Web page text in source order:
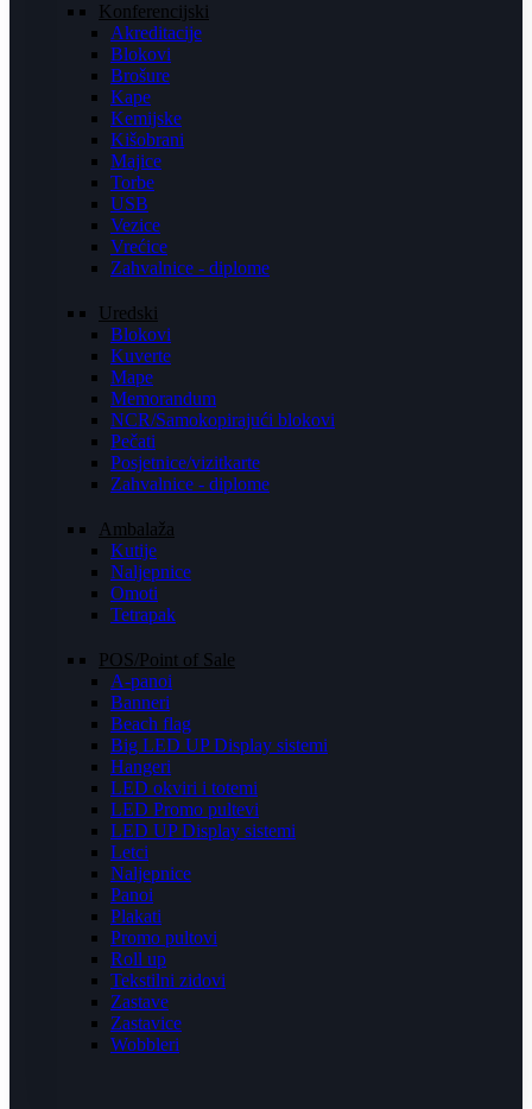
Konferencijski
Akreditacije
Blokovi
Brošure
Kape
Kemijske
Kišobrani
Majice
Torbe
USB
Vezice
Vrećice
Zahvalnice - diplome
Uredski
Blokovi
Kuverte
Mape
Memorandum
NCR/Samokopirajući blokovi
Pečati
Posjetnice/vizitkarte
Zahvalnice - diplome
Ambalaža
Kutije
Naljepnice
Omoti
Tetrapak
POS/Point of Sale
A-panoi
Banneri
Beach flag
Big LED UP Display sistemi
Hangeri
LED okviri i totemi
LED Promo pultevi
LED UP Display sistemi
Letci
Naljepnice
Panoi
Plakati
Promo pultovi
Roll up
Tekstilni zidovi
Zastave
Zastavice
Wobbleri